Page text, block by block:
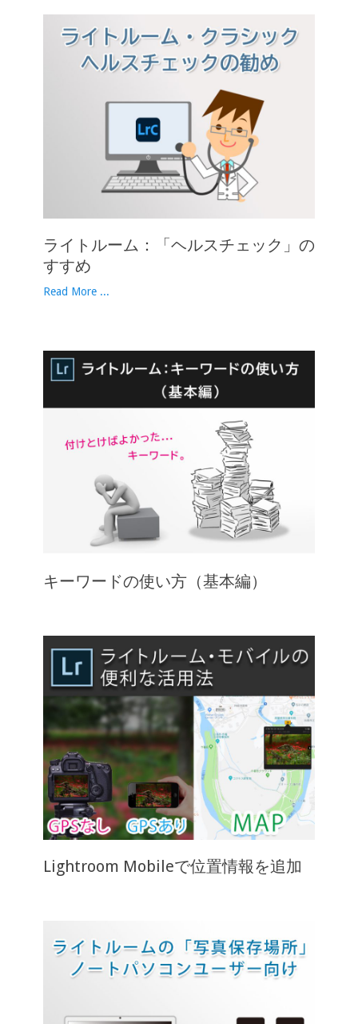
ライトルーム：「ヘルスチェック」の
すすめ
Read More ...
キーワードの使い方（基本編）
Lightroom Mobileで位置情報を追加